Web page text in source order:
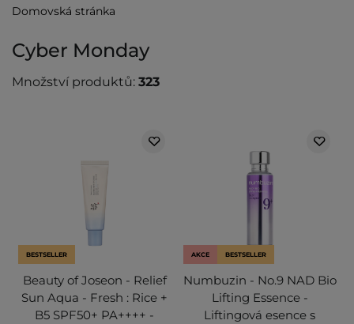
Domovská stránka
Cyber Monday
Množství produktů: 323
BESTSELLER
Beauty of Joseon - Relief
Sun Aqua - Fresh : Rice +
B5 SPF50+ PA++++ -
AKCE BESTSELLER
Numbuzin - No.9 NAD Bio
Lifting Essence -
Liftingová esence s